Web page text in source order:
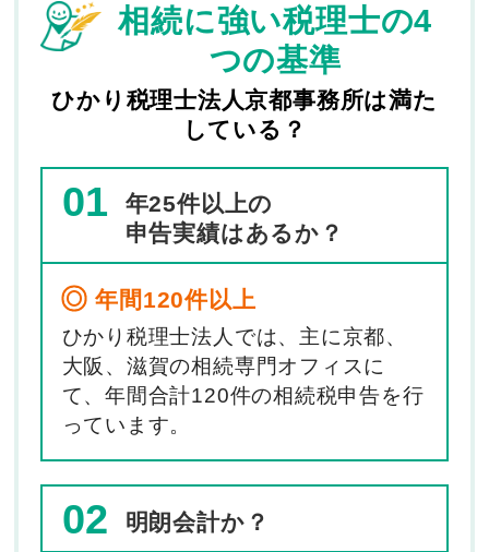
相続に強い税理士の4
つの基準
ひかり税理士法人京都事務所は満た
している？
01
年25件以上の
申告実績はあるか？
年間120件以上
ひかり税理士法人では、主に京都、
大阪、滋賀の相続専門オフィスに
て、年間合計120件の相続税申告を行
っています。
02 明朗会計か？